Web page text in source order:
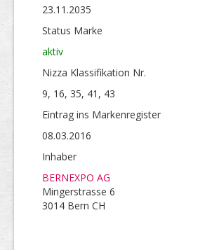
23.11.2035
Status Marke
aktiv
Nizza Klassifikation Nr.
9, 16, 35, 41, 43
Eintrag ins Markenregister
08.03.2016
Inhaber
BERNEXPO AG
Mingerstrasse 6
3014 Bern CH